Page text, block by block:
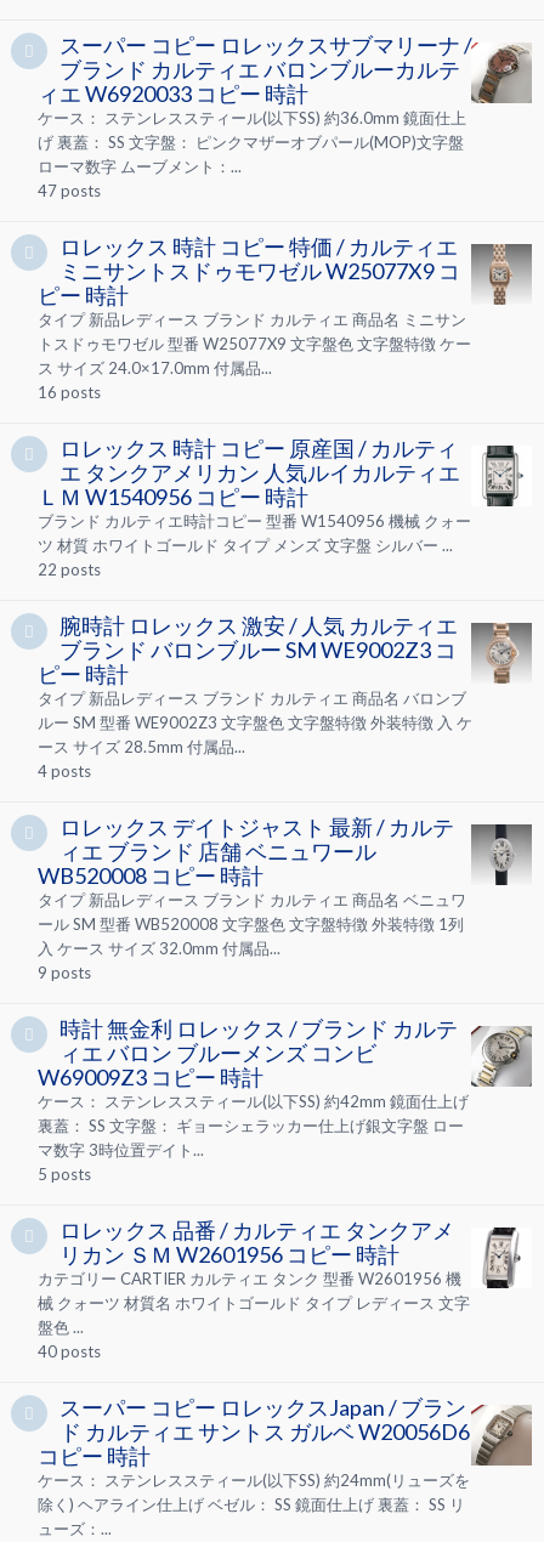
スーパー コピー ロレックスサブマリーナ /
ブランド カルティエ バロンブルーカルテ
ィエ W6920033 コピー 時計
ケース： ステンレススティール(以下SS) 約36.0mm 鏡面仕上
げ 裏蓋： SS 文字盤： ピンクマザーオブパール(MOP)文字盤
ローマ数字 ムーブメント：...
47posts
ロレックス 時計 コピー 特価 / カルティエ
ミニサントスドゥモワゼル W25077X9 コ
ピー 時計
タイプ 新品レディース ブランド カルティエ 商品名 ミニサン
トスドゥモワゼル 型番 W25077X9 文字盤色 文字盤特徴 ケー
ス サイズ 24.0×17.0mm 付属品...
16 posts
ロレックス 時計 コピー 原産国 / カルティ
エ タンクアメリカン 人気ルイカルティエ
ＬＭ W1540956 コピー 時計
ブランド カルティエ時計コピー 型番 W1540956 機械 クォー
ツ 材質 ホワイトゴールド タイプ メンズ 文字盤 シルバー ...
22 posts
腕時計 ロレックス 激安 / 人気 カルティエ
ブランド バロンブルー SM WE9002Z3 コ
ピー 時計
タイプ 新品レディース ブランド カルティエ 商品名 バロンブ
ルー SM 型番 WE9002Z3 文字盤色 文字盤特徴 外装特徴 入 ケ
ース サイズ 28.5mm 付属品...
4posts
ロレックス デイトジャスト 最新 / カルテ
ィエ ブランド 店舗 ベニュワール
WB520008 コピー 時計
タイプ 新品レディース ブランド カルティエ 商品名 ベニュワ
ール SM 型番 WB520008 文字盤色 文字盤特徴 外装特徴 1列
入 ケース サイズ 32.0mm 付属品...
9 posts
時計 無金利 ロレックス / ブランド カルテ
ィエ バロン ブルーメンズ コンビ
W69009Z3 コピー 時計
ケース： ステンレススティール(以下SS) 約42mm 鏡面仕上げ
裏蓋： SS 文字盤： ギョーシェラッカー仕上げ銀文字盤 ロー
マ数字 3時位置デイト...
5 posts
ロレックス 品番 / カルティエ タンクアメ
リカン ＳＭ W2601956 コピー 時計
カテゴリー CARTIER カルティエ タンク 型番 W2601956 機
械 クォーツ 材質名 ホワイトゴールド タイプ レディース 文字
盤色 ...
40posts
スーパー コピー ロレックスJapan / ブラン
ド カルティエ サントス ガルベ W20056D6
コピー 時計
ケース： ステンレススティール(以下SS) 約24mm(リューズを
除く) ヘアライン仕上げ ベゼル： SS 鏡面仕上げ 裏蓋： SS リ
ューズ：...